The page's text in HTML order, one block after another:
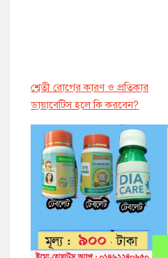
শ্বেতী রোগের কারণ ও প্রতিকার
ডায়াবেট্সি হলে কি করবেন?